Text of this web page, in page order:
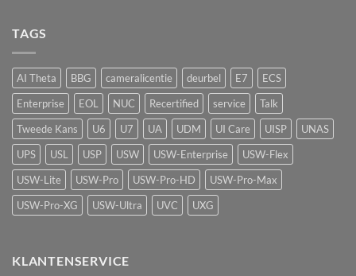
vape-
detectie
voor
UniFi
Protect
TAGS
AI Theta BBG cameralicentie deurbel E7
ECS
Enterprise
EOL NUC Recertified service
Talk
Tweede Kans
U6 U7 UA UDM UI Care UISP
UNAS
UPS
USL USP USW USW-Enterprise
USW-Flex
USW-Lite
USW-Pro USW-Pro-HD
USW-Pro-Max
USW-Pro-XG
USW-Ultra UVC UXG
KLANTENSERVICE